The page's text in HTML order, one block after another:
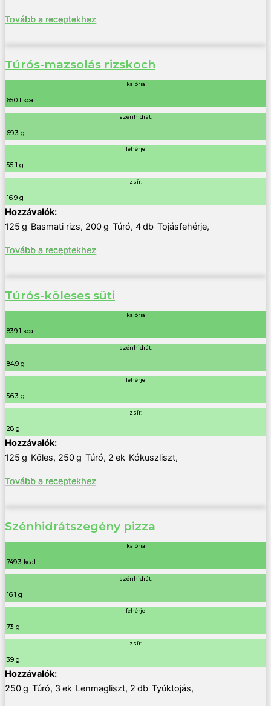
Tovább a receptekhez
Túrós-mazsolás rizskoch
kalória
650.1 kcal
szénhidrát:
69.3 g
fehérje
55.1 g
zsír:
16.9 g
125 g Basmati rizs, 200g Túró, 4db Tojásfehérje,
Tovább a receptekhez
Túrós-köleses süti
kalória
839.1 kcal
szénhidrát:
84.9 g
fehérje
56.3 g
zsír:
28 g
125 g Köles, 250g Túró, 2 ek Kókuszliszt,
Tovább a receptekhez
Szénhidrátszegény pizza
kalória
749.3 kcal
szénhidrát:
16.1 g
fehérje
73 g
zsír:
39 g
250g Túró, 3ek Lenmagliszt, 2 db Tyúktojás,